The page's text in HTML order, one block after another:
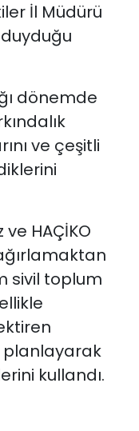
İl Müdürü
dönemde
ve çeşitli
HAÇİKO
sivil toplum
planlayarak
kullandı.